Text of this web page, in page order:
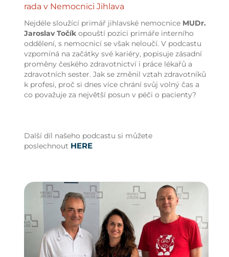
rada v Nemocnici Jihlava
Nejdéle sloužící primář jihlavské nemocnice MUDr.
Jaroslav Točík opouští pozici primáře interního
oddělení, s nemocnicí se však neloučí. V podcastu
vzpomíná na začátky své kariéry, popisuje zásadní
proměny českého zdravotnictví i práce lékařů a
zdravotních sester. Jak se změnil vztah zdravotníků
k profesi, proč si dnes více chrání svůj volný čas a
co považuje za největší posun v péči o pacienty?
Další díl našeho podcastu si můžete
poslechnout HERE